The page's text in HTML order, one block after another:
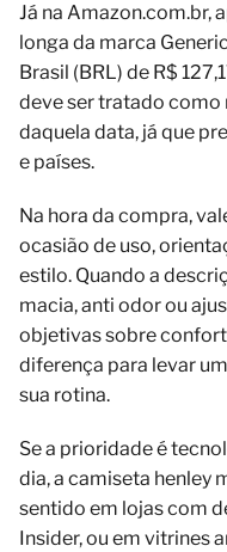
Já na Amazon.com.br,
longa da marca
Brasil (BRL) de R$
deve ser tratado
daquela data, já que
e países.
Na hora da compra,
ocasião de uso,
estilo. Quando a
macia, anti odor ou
objetivas sobre
diferença para levar
sua rotina.
Se a prioridade é
dia, a camiseta henley
sentido em lojas com
Insider, ou em vitrines